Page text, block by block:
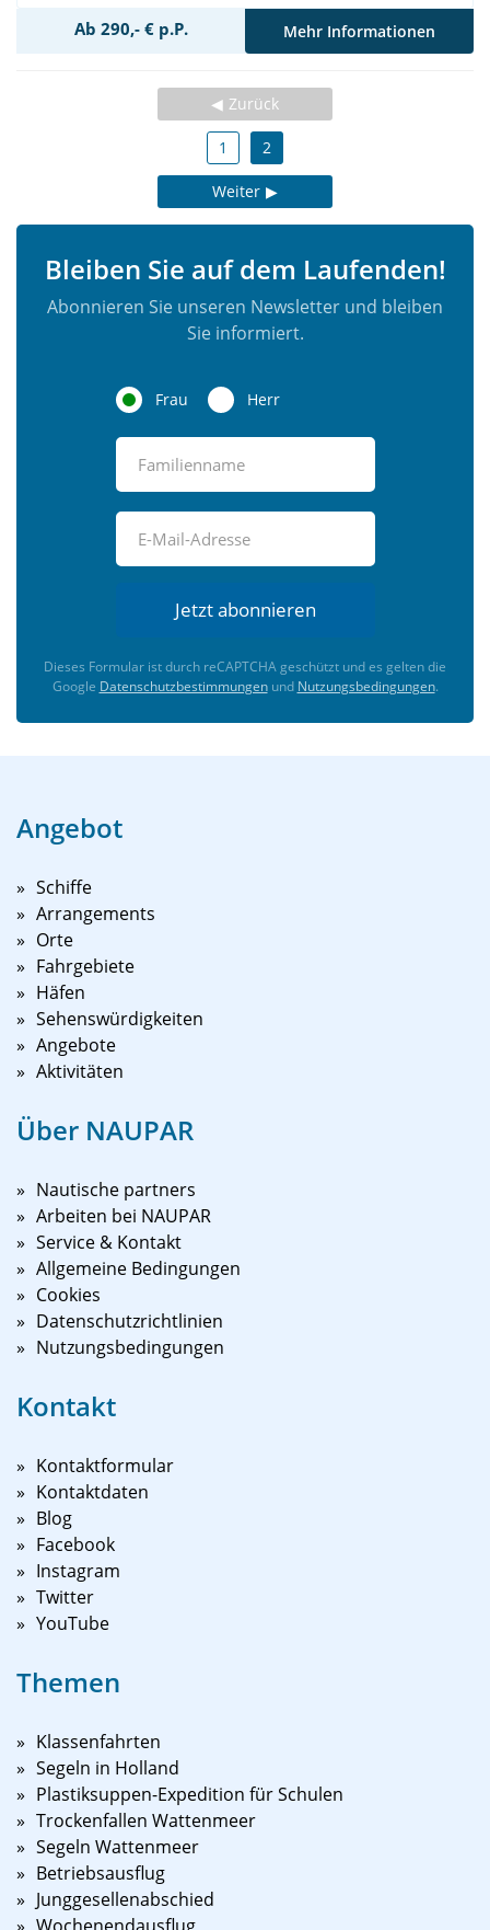
Ab 290,- € p.P. Mehr Informationen
Zurück
1 2
Weiter
Bleiben Sie auf dem Laufenden!
Abonnieren Sie unseren Newsletter und bleiben
Sie informiert.
Frau Herr
Jetzt abonnieren
Dieses Formular ist durch reCAPTCHA geschützt und es gelten die
Google Datenschutzbestimmungenund Nutzungsbedingungen.
Angebot
Schiffe
Arrangements
Orte
Fahrgebiete
Häfen
Sehenswürdigkeiten
Angebote
Aktivitäten
Über NAUPAR
Nautische partners
Arbeiten bei NAUPAR
Service & Kontakt
Allgemeine Bedingungen
Cookies
Datenschutzrichtlinien
Nutzungsbedingungen
Kontakt
Kontaktformular
Kontaktdaten
Blog
Facebook
Instagram
Twitter
YouTube
Themen
Klassenfahrten
Segeln in Holland
Plastiksuppen-Expedition für Schulen
Trockenfallen Wattenmeer
Segeln Wattenmeer
Betriebsausflug
Junggesellenabschied